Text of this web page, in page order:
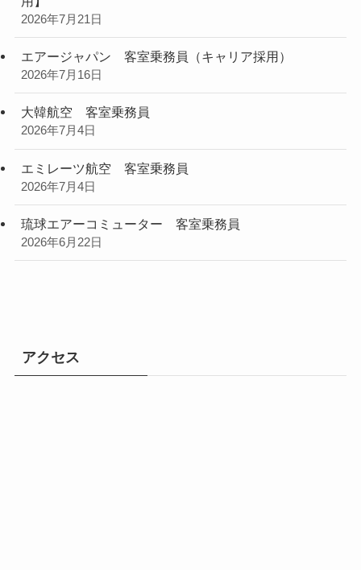
2026年7月21日
エアージャパン 客室乗務員（キャリア採用）
2026年7月16日
大韓航空 客室乗務員
2026年7月4日
エミレーツ航空 客室乗務員
2026年7月4日
琉球エアーコミューター 客室乗務員
2026年6月22日
アクセス